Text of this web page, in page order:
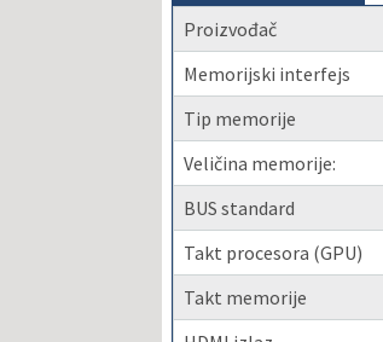
Proizvođač
Memorijski interfejs
Tip memorije
Veličina memorije:
BUS standard
Takt procesora (GPU)
Takt memorije